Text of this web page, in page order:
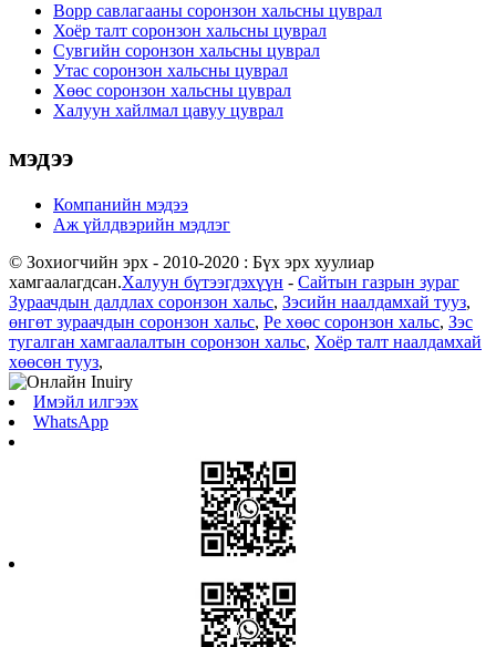
Bopp савлагааны соронзон хальсны цуврал
Хоёр талт соронзон хальсны цуврал
Сувгийн соронзон хальсны цуврал
Утас соронзон хальсны цуврал
Хөөс соронзон хальсны цуврал
Халуун хайлмал цавуу цуврал
мэдээ
Компанийн мэдээ
Аж үйлдвэрийн мэдлэг
© Зохиогчийн эрх - 2010-2020 : Бүх эрх хуулиар
хамгаалагдсан.Халуун бүтээгдэхүүн - Сайтын газрын зураг
Зураачдын далдлах соронзон хальс, Зэсийн наалдамхай тууз,
өнгөт зураачдын соронзон хальс, Pe хөөс соронзон хальс, Зэс
тугалган хамгаалалтын соронзон хальс, Хоёр талт наалдамхай
хөөсөн тууз,
Имэйл илгээх
WhatsApp